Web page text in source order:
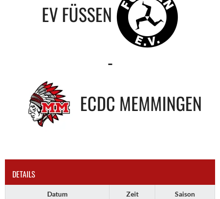
EV FÜSSEN
-
ECDC MEMMINGEN
DETAILS
Datum Zeit Saison